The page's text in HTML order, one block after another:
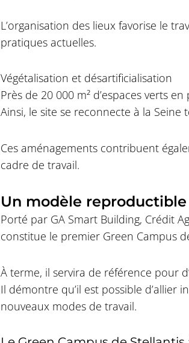
L’organisation des lieux favorise le
pratiques actuelles.
Végétalisation et désartificialisation
Près de 20 000 m² d’espaces verts
Ainsi, le site se reconnecte à la
Ces aménagements contribuent
cadre de travail.
Un modèle
Porté par GA Smart Building, Crédit
constitue le premier Green Campus
À terme, il servira de référence pour
Il démontre qu’il est possible
nouveaux modes de travail.